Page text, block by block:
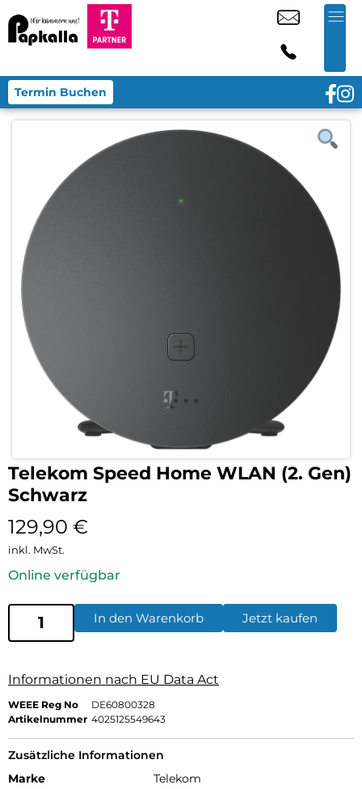
Termin Buchen
Telekom Speed Home WLAN (2. Gen)
Schwarz
129,90 €
inkl. MwSt.
Online verfügbar
In den Warenkorb Jetzt kaufen
Informationen nach EU Data Act
WEEE Reg No
DE60800328
Artikelnummer 4025125549643
Zusätzliche Informationen
Marke
Telekom